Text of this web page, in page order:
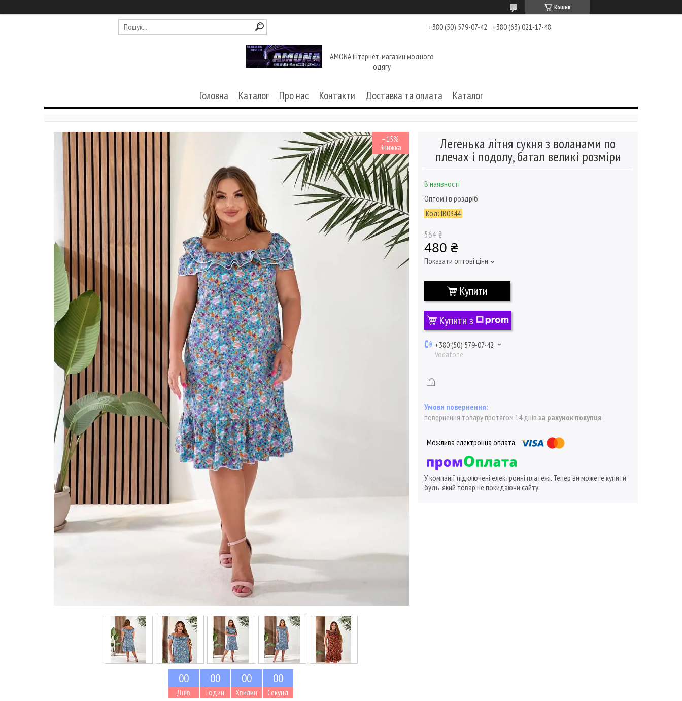
Кошик
+380 (50) 579-07-42 +380 (63) 021-17-48
AMONA інтернет-магазин модного
одягу
Головна Каталог Про нас Контакти Доставка та оплата Каталог
–15%
00
Днів
00
Годин
00
Хвилин
00
Секунд
Легенька літня сукня з воланами по
плечах і подолу, батал великі розміри
В наявності
Оптом і в роздріб
Код: ІВ0344
564 ₴
480 ₴
Показати оптові ціни
Купити
Купити з
+380 (50) 579-07-42
Vodafone
повернення товару протягом 14 днів за рахунок покупця
У компанії підключені електронні платежі. Тепер ви можете купити
будь-який товар не покидаючи сайту.